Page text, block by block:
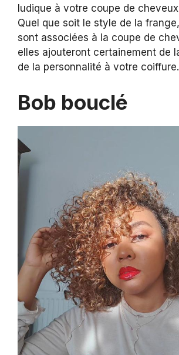
ludique à votre coupe de
Quel que soit le style de la frange,
sont associées à la coupe de
elles ajouteront certainement de
de la personnalité à votre coiffure.
Bob bouclé